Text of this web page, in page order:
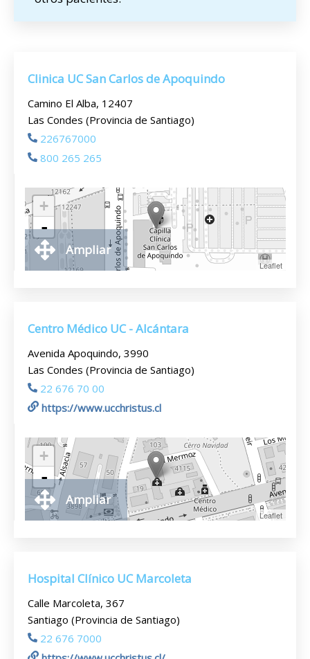
Clinica UC San Carlos de Apoquindo
Camino El Alba, 12407
Las Condes (Provincia de Santiago)
226767000
800 265 265
+
-
Leaflet
Ampliar
Centro Médico UC - Alcántara
Avenida Apoquindo, 3990
Las Condes (Provincia de Santiago)
22 676 70 00
https://www.ucchristus.cl
+
-
Leaflet
Ampliar
Hospital Clínico UC Marcoleta
Calle Marcoleta, 367
Santiago (Provincia de Santiago)
22 676 7000